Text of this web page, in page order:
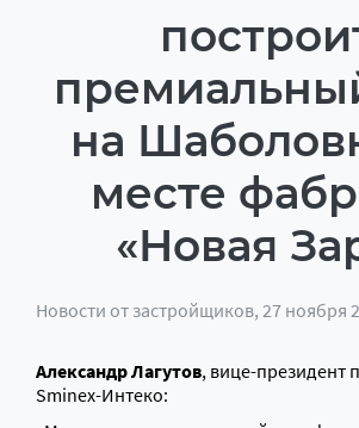
на
месте
«Новая
Новости от застройщиков, 27 ноября
Александр Лагутов, вице-президент
Sminex-Интеко: